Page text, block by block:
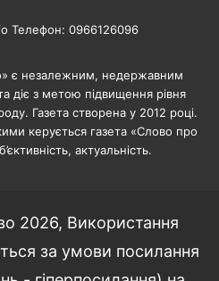
Телефон: 0966126096
є незалежним, недержавним
діє з метою підвищення рівня
Газета створена у 2012 році.
керується газета «Слово про
актуальність.
2026, Використання
за умови посилання